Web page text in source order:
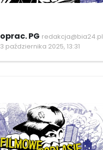
oprac. PG redakcja@bia24.pl
3 października 2025, 13:31